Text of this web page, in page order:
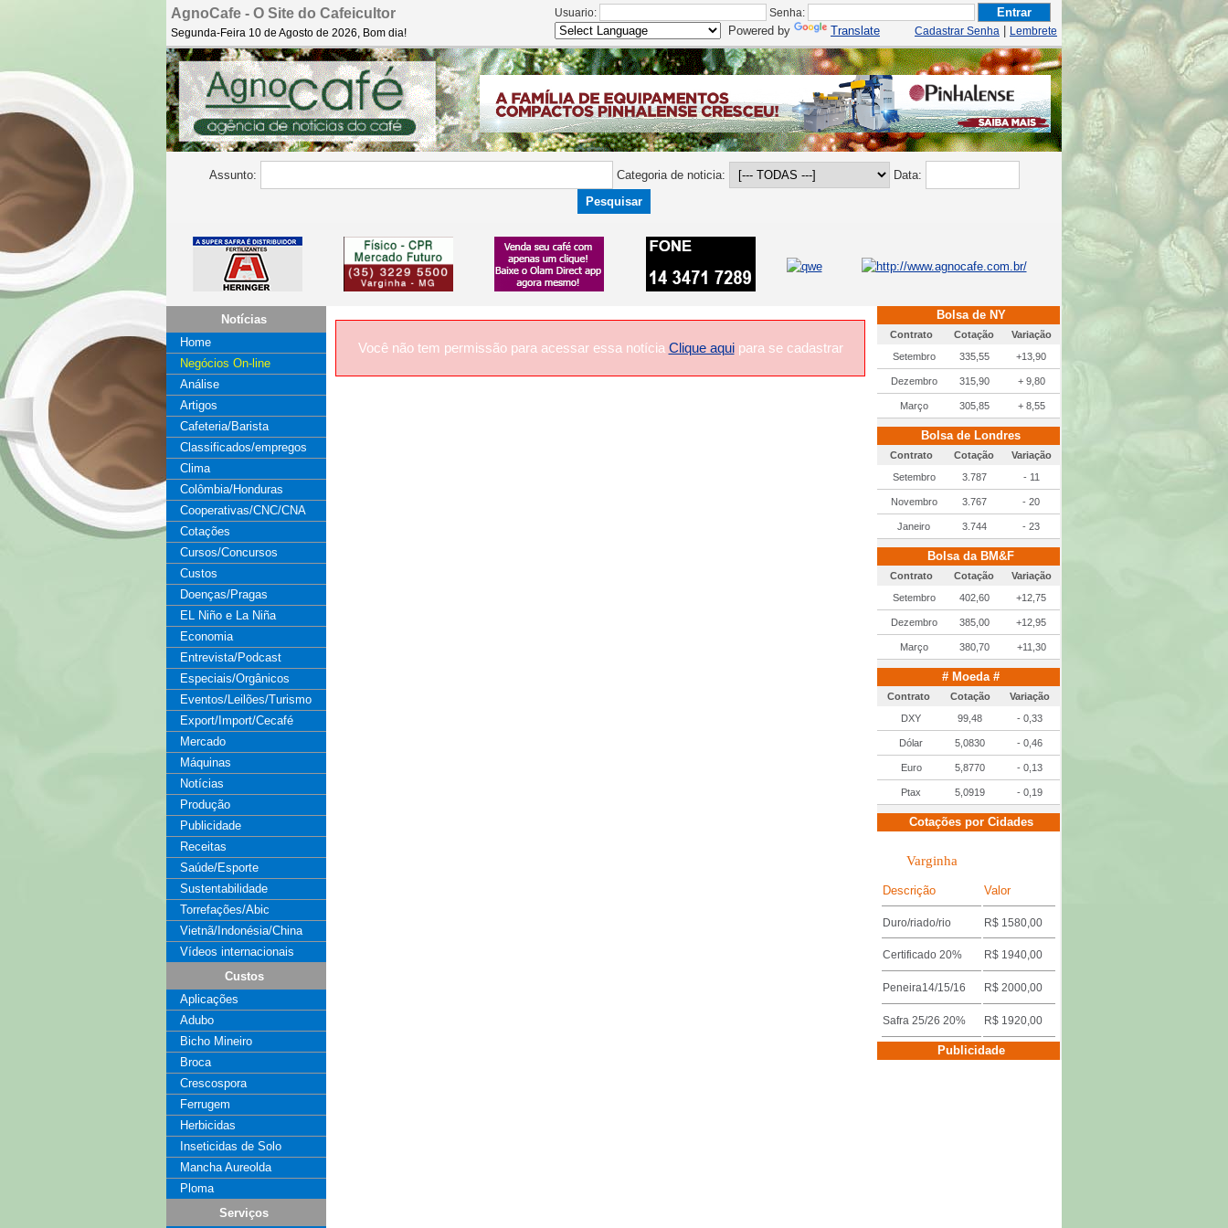
AgnoCafe - O Site do Cafeicultor
Segunda-Feira 10 de Agosto de 2026, Bom dia!
Usuario:
Senha:
Cadastrar Senha
Lembrete
Powered by Translate
Assunto: Categoria de noticia: Data:
Notícias
Home
Negócios On-line
Análise
Artigos
Cafeteria/Barista
Classificados/empregos
Clima
Colômbia/Honduras
Cooperativas/CNC/CNA
Cotações
Cursos/Concursos
Custos
Doenças/Pragas
EL Niño e La Niña
Economia
Entrevista/Podcast
Especiais/Orgânicos
Eventos/Leilões/Turismo
Export/Import/Cecafé
Mercado
Máquinas
Notícias
Produção
Publicidade
Receitas
Saúde/Esporte
Sustentabilidade
Torrefações/Abic
Vietnã/Indonésia/China
Vídeos internacionais
Custos
Aplicações
Adubo
Bicho Mineiro
Broca
Crescospora
Ferrugem
Herbicidas
Inseticidas de Solo
Mancha Aureolda
Ploma
Serviços
Você não tem permissão para acessar essa notícia Clique aquipara se cadastrar
Bolsa de NY
Contrato Cotação
Variação
Setembro
335,55 +13,90
Dezembro 315,90 + 9,80
Março 305,85 + 8,55
Bolsa de Londres
Contrato Cotação
Variação
Setembro
3.787 - 11
Novembro 3.767 - 20
Janeiro 3.744 - 23
Bolsa da BM&F
Contrato Cotação
Variação
Setembro
402,60 +12,75
Dezembro 385,00 +12,95
Março 380,70 +11,30
# Moeda #
Contrato Cotação
Variação
DXY
99,48 - 0,33
Dólar 5,0830 - 0,46
Euro 5,8770 - 0,13
Ptax 5,0919 - 0,19
Cotações por Cidades
Varginha
Descrição Valor
Duro/riado/rio R$ 1580,00
Certificado 20% R$ 1940,00
Peneira14/15/16 R$ 2000,00
Safra 25/26 20% R$ 1920,00
Cotações por Cidades
Publicidade